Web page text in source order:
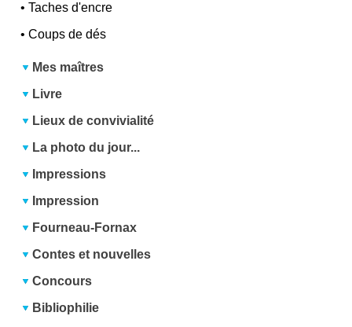
•Taches d'encre
•Coups de dés
Mes maîtres
Livre
Lieux de convivialité
La photo du jour...
Impressions
Impression
Fourneau-Fornax
Contes et nouvelles
Concours
Bibliophilie